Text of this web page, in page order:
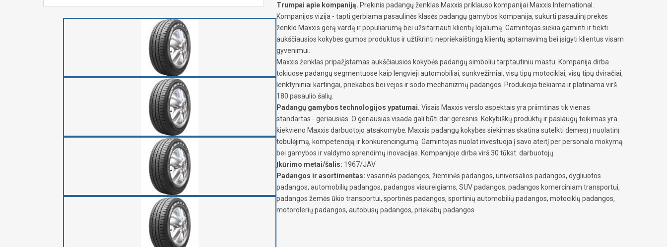
Trumpai apie kompaniją. Prekinis padangų ženklas Maxxis priklauso kompanijai Maxxis International.
Kompanijos vizija - tapti gerbiama pasaulinės klasės padangų gamybos kompanija, sukurti pasaulinį prekės
ženklo Maxxis gerą vardą ir populiarumą bei užsitarnauti klientų lojalumą. Gamintojas siekia gaminti ir tiekti
aukščiausios kokybės gumos produktus ir užtikrinti nepriekaištingą klientų aptarnavimą bei įsigyti klientus visam
gyvenimui.
Maxxis ženklas pripažįstamas aukščiausios kokybės padangų simboliu tarptautiniu mastu. Kompanija dirba
tokiuose padangų segmentuose kaip lengvieji automobiliai, sunkvežimiai, visų tipų motociklai, visų tipų dviračiai,
lenktyniniai kartingai, priekabos bei vejos ir sodo mechanizmų padangos. Produkcija tiekiama ir platinama virš
180 pasaulio šalių.
Padangų gamybos technologijos ypatumai. Visais Maxxis verslo aspektais yra priimtinas tik vienas
standartas - geriausias. O geriausias visada gali būti dar geresnis. Kokybiškų produktų ir paslaugų teikimas yra
kiekvieno Maxxis darbuotojo atsakomybė. Maxxis padangų kokybės siekimas skatina sutelkti dėmesį į nuolatinį
tobulėjimą, kompetenciją ir konkurencingumą. Gamintojas nuolat investuoja į savo ateitį per personalo mokymą
bei gamybos ir valdymo sprendimų inovacijas. Kompanijoje dirba virš 30 tūkst. darbuotojų.
Įkūrimo metai/šalis: 1967/JAV
Padangos ir asortimentas: vasarinės padangos, žieminės padangos, universalios padangos, dygliuotos
padangos, automobilių padangos, padangos visureigiams, SUV padangos, padangos komerciniam transportui,
padangos žemės ūkio transportui, sportinės padangos, sportinių automobilių padangos, motociklų padangos,
motorolerių padangos, autobusų padangos, priekabų padangos.